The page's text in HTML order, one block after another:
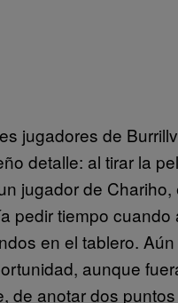
jugadores de
detalle: al tirar la
jugador de Chariho,
pedir tiempo cuando
en el tablero.
aunque
de anotar dos